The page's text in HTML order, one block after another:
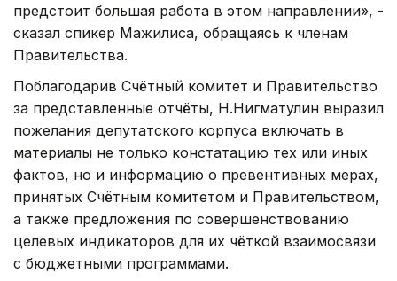
предстоит большая работа в этом направлении», -
сказал спикер Мажилиса, обращаясь к членам
Правительства.
Поблагодарив Счётный комитет и Правительство
за представленные отчёты, Н.Нигматулин выразил
пожелания депутатского корпуса включать в
материалы не только констатацию тех или иных
фактов, но и информацию о превентивных мерах,
принятых Счётным комитетом и Правительством,
а также предложения по совершенствованию
целевых индикаторов для их чёткой взаимосвязи
с бюджетными программами.